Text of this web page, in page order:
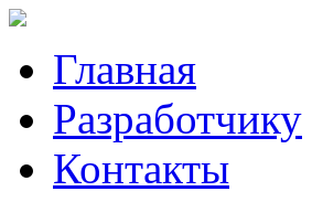
Главная
Разработчику
Контакты